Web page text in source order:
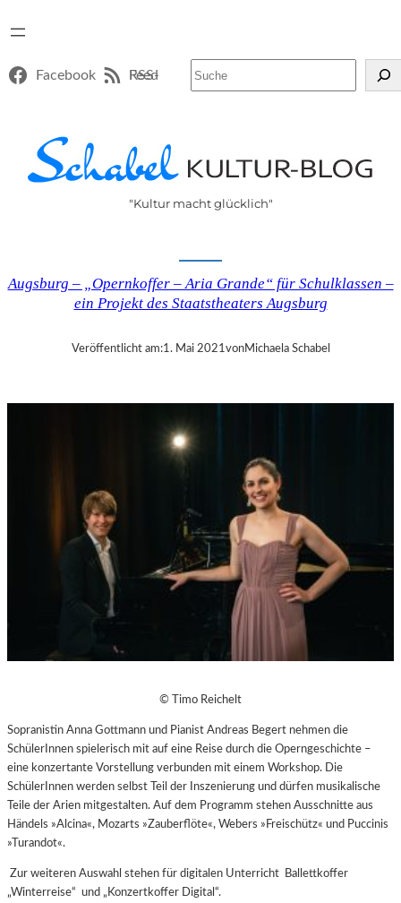
Facebook RSS-Feed
"Kultur macht glücklich"
Augsburg – „Opernkoffer – Aria Grande“ für Schulklassen –
ein Projekt des Staatstheaters Augsburg
Veröffentlicht am:1. Mai 2021vonMichaela Schabel
© Timo Reichelt
Sopranistin Anna Gottmann und Pianist Andreas Begert nehmen die
SchülerInnen spielerisch mit auf eine Reise durch die Operngeschichte –
eine konzertante Vorstellung verbunden mit einem Workshop. Die
SchülerInnen werden selbst Teil der Inszenierung und dürfen musikalische
Teile der Arien mitgestalten. Auf dem Programm stehen Ausschnitte aus
Händels »Alcina«, Mozarts »Zauberflöte«, Webers »Freischütz« und Puccinis
»Turandot«.
Zur weiteren Auswahl stehen für digitalen Unterricht Ballettkoffer
„Winterreise“ und „Konzertkoffer Digital“.